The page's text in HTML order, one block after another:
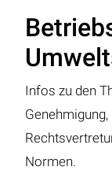
Infos zu den
Normen.